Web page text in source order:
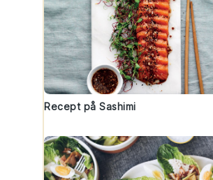
Recept på Sashimi